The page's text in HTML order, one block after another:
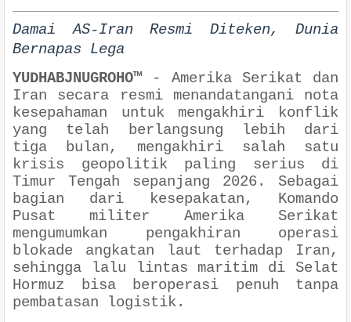
Damai AS-Iran Resmi Diteken, Dunia
Bernapas Lega
YUDHABJNUGROHO™- Amerika Serikat dan
Iran secara resmi menandatangani nota
kesepahaman untuk mengakhiri konflik
yang telah berlangsung lebih dari
tiga bulan, mengakhiri salah satu
krisis geopolitik paling serius di
Timur Tengah sepanjang 2026. Sebagai
bagian dari kesepakatan, Komando
Pusat militer Amerika Serikat
mengumumkan pengakhiran operasi
blokade angkatan laut terhadap Iran,
sehingga lalu lintas maritim di Selat
Hormuz bisa beroperasi penuh tanpa
pembatasan logistik.